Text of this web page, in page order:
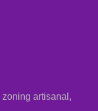
artisanal,